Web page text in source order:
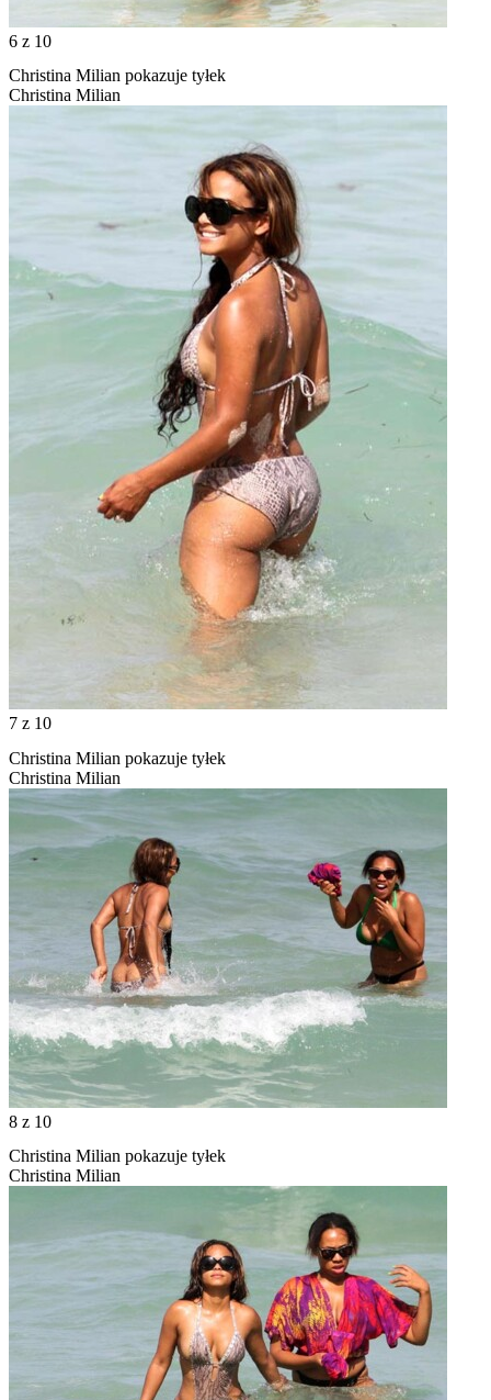
6 z 10
Christina Milian pokazuje tyłek
Christina Milian
7 z 10
Christina Milian pokazuje tyłek
Christina Milian
8 z 10
Christina Milian pokazuje tyłek
Christina Milian